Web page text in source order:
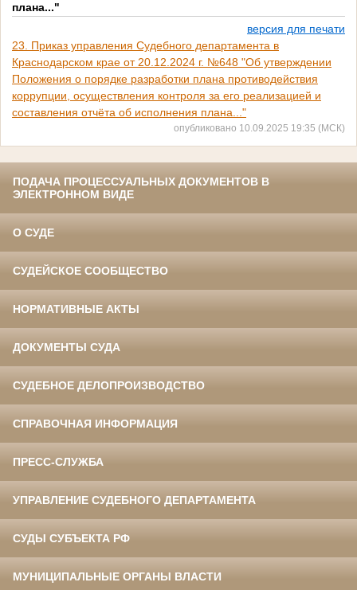
плана..."
версия для печати
23. Приказ управления Судебного департамента в
Краснодарском крае от 20.12.2024 г. №648 "Об утверждении
Положения о порядке разработки плана противодействия
коррупции, осуществления контроля за его реализацией и
составления отчёта об исполнения плана..."
опубликовано 10.09.2025 19:35 (МСК)
ПОДАЧА ПРОЦЕССУАЛЬНЫХ ДОКУМЕНТОВ В
ЭЛЕКТРОННОМ ВИДЕ
О СУДЕ
СУДЕЙСКОЕ СООБЩЕСТВО
НОРМАТИВНЫЕ АКТЫ
ДОКУМЕНТЫ СУДА
СУДЕБНОЕ ДЕЛОПРОИЗВОДСТВО
СПРАВОЧНАЯ ИНФОРМАЦИЯ
ПРЕСС-СЛУЖБА
УПРАВЛЕНИЕ СУДЕБНОГО ДЕПАРТАМЕНТА
СУДЫ СУБЪЕКТА РФ
МУНИЦИПАЛЬНЫЕ ОРГАНЫ ВЛАСТИ